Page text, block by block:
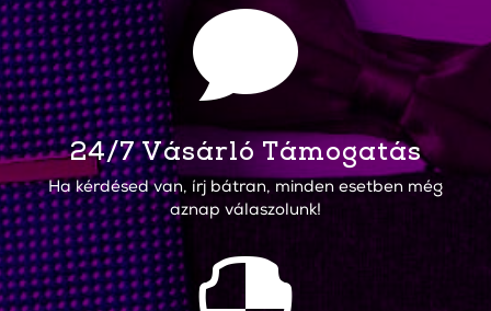

24/7 Vásárló Támogatás
Ha kérdésed van, írj bátran, minden esetben még
aznap válaszolunk!